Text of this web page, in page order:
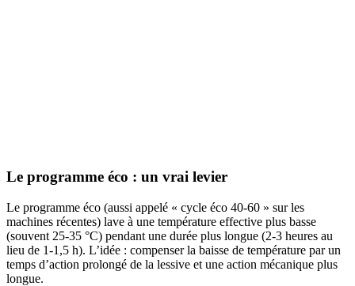
Le programme éco : un vrai levier
Le programme éco (aussi appelé « cycle éco 40-60 » sur les
machines récentes) lave à une température effective plus basse
(souvent 25-35 °C) pendant une durée plus longue (2-3 heures au
lieu de 1-1,5 h). L’idée : compenser la baisse de température par un
temps d’action prolongé de la lessive et une action mécanique plus
longue.